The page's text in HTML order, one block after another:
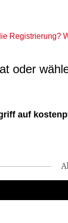
Registrierung?
oder
auf